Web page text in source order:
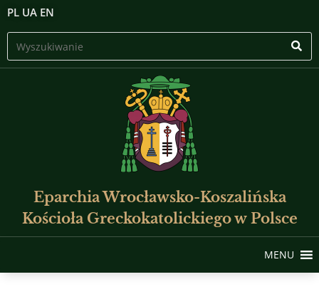
PL UA EN
Eparchia Wrocławsko-Koszalińska
Kościoła Greckokatolickiego w Polsce
MENU